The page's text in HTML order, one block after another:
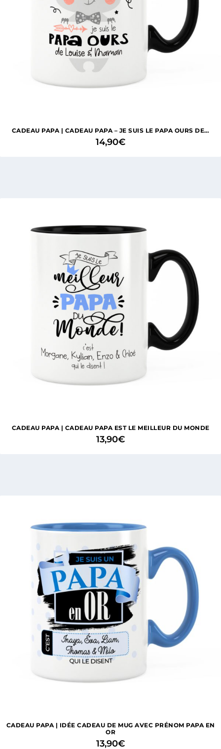
CADEAU PAPA | CADEAU PAPA – JE SUIS LE PAPA OURS DE…
14,90€
CADEAU PAPA | CADEAU PAPA EST LE MEILLEUR DU MONDE
13,90€
CADEAU PAPA | IDÉE CADEAU DE MUG AVEC PRÉNOM PAPA EN
OR
13,90€